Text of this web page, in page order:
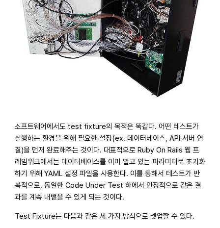
소프트웨어에서도 test fixture의 목적은 똑같다. 어떤 테스트가
실행하는 환경을 위해 필요한 설정(ex. 데이터베이스, API 서버 연
결)을 먼저 완료해주는 것이다. 대표적으로 Ruby On Rails 웹 프
레임워크에서는 데이터베이스를 이미 알고 있는 파라미터로 초기화
하기 위해 YAML 설정 파일을 사용한다. 이를 통해서 테스트가 반
복적으로, 동일한 Code Under Test 하에서 안정적으로 같은 결
과를 계속 내뱉을 수 있게 되는 것이다.
Test Fixture는 다음과 같은 세 가지 방식으로 셋업할 수 있다.